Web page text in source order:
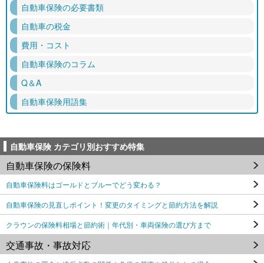
自動車保険の必要書類
自動車の税金
費用・コスト
自動車保険のコラム
Q＆A
自動車保険用語集
自動車保険 カテゴリ別おすすめ特集
自動車保険の保険料
自動車保険料はゴールドとブルーでどう変わる？
自動車保険の見直しポイント！変更のタイミングと節約方法を解説
クラウンの保険料相場と節約術｜年代別・車両保険の選び方まで
交通事故・事故対応